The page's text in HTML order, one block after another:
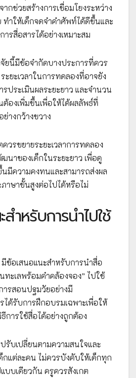
ากช่วยสร้างการเชื่อมโยงระหว่าง
ทำให้เด็กจดจำคำศัพท์ได้ดีขึ้นและ
รสื่อสารได้อย่างเหมาะสม
ยนี้มีข้อจำกัดบางประการที่ควร
ะยะเวลาในการทดลองที่อาจยัง
ประเมินผลระยะยาว และจำนวน
ต้องเพิ่มขึ้นเพื่อให้ได้ผลลัพธ์ที่
างกว้างขวาง
วรขยายระยะเวลาการทดลอง
นาของเด็กในระยะยาว เพื่อดู
นมีความคงทนและสามารถส่งผล
ษาขั้นสูงต่อไปได้หรือไม่
ำหรับการนำไปใช้
ข้อเสนอแนะสำหรับการนำสื่อ
ทะเลพร้อมคำคล้องจอง” ไปใช้
ารสอนปฐมวัยอย่างมี
ด้รับการฝึกอบรมเฉพาะเพื่อให้
การใช้สื่อได้อย่างถูกต้อง
รับเปลี่ยนตามความสนใจและ
กแต่ละคน ไม่ควรบังคับให้เด็กทุก
บบเดียวกัน ครูควรสังเกต